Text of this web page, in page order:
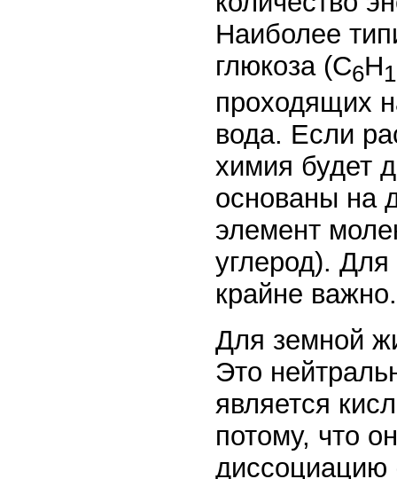
Наиболее
глюкоза (С6Н
проходящих
вода. Если
химия будет
основаны на
элемент
углерод).
крайне важно.
Для земной
Это
является
потому, что
диссоциацию